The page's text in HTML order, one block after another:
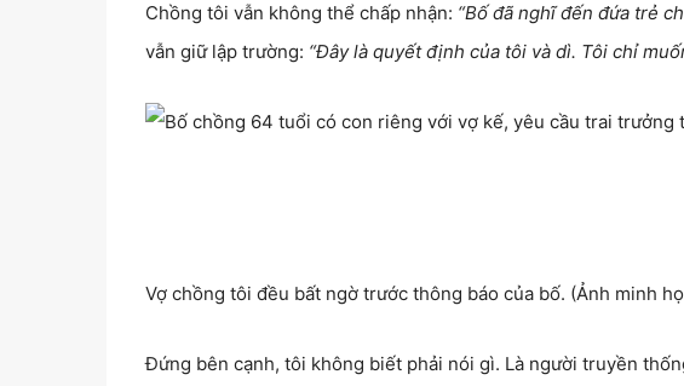
Chồng tôi vẫn không thể chấp nhận: “Bố đã nghĩ đến đứa trẻ
vẫn giữ lập trường: “Đây là quyết định của tôi và dì. Tôi chỉ
Vợ chồng tôi đều bất ngờ trước thông báo của bố. (Ảnh minh
Đứng bên cạnh, tôi không biết phải nói gì. Là người truyền